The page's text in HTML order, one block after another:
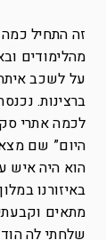
זה התחיל
מהלימודים
על לשכב
ברצינות.
לכמה אתרי
היום” שם
הוא היה איש
באיזורנו
מתאים וקבעתי